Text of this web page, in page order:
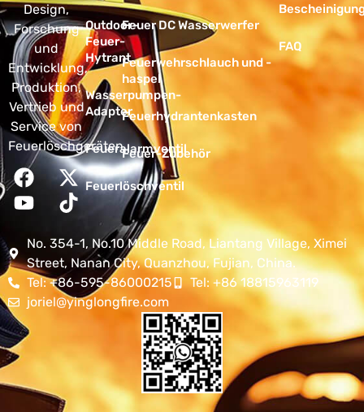
Design,
Forschung
und
Entwicklung,
Produktion,
Vertrieb und
Service von
Feuerlöschgeräten.
Outdoor-
Feuer-
Hytrant
Wasserpumpen-
Adapter
Feueralarmventil
Feuerlöschventil
Feuer DC Wasserwerfer
Feuerwehrschlauch und -
haspel
Feuerhydrantenkasten
Feuer-Zubehör
FAQ
No. 354-1, No.10 Middle Road, Liantang Village, Ximei
Street, Nanan City, Quanzhou, Fujian, China.
Tel: +86-595-86000215
Tel: +86 18815963119
joriel@yinglongfire.com